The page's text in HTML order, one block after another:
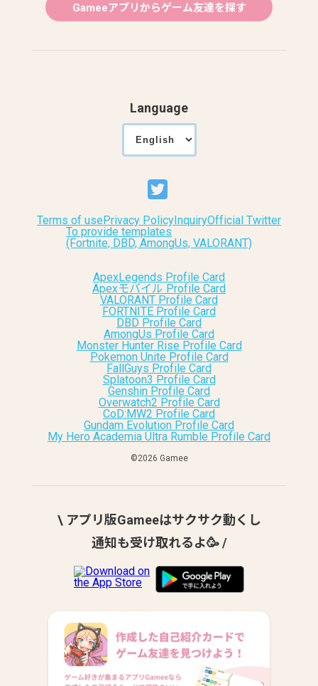
Gameeアプリからゲーム友達を探す
Language
Terms of usePrivacy Policy InquiryOfficial Twitter
To provide templates
(Fortnite, DBD, AmongUs, VALORANT)
ApexLegends Profile Card
Apexモバイル Profile Card
VALORANT Profile Card
FORTNITE Profile Card
DBD Profile Card
AmongUs Profile Card
Monster Hunter Rise Profile Card
Pokemon Unite Profile Card
FallGuys Profile Card
Splatoon3 Profile Card
Genshin Profile Card
Overwatch2 Profile Card
CoD:MW2 Profile Card
Gundam Evolution Profile Card
My Hero Academia Ultra Rumble Profile Card
©︎2026 Gamee
\ アプリ版Gameeはサクサク動くし
通知も受け取れるよ🥳 /